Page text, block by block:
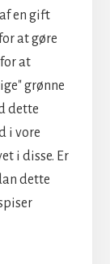
en gift
at gøre
at
grønne
dette
i vore
i disse. Er
dette